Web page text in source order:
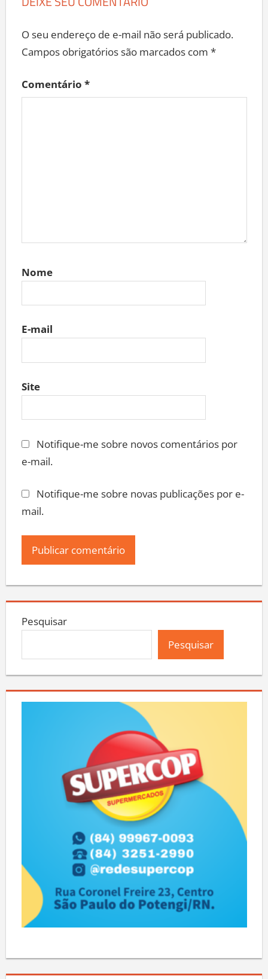
O seu endereço de e-mail não será publicado.
Campos obrigatórios são marcados com *
Comentário *
Nome
E-mail
Site
Notifique-me sobre novos comentários por
e-mail.
Notifique-me sobre novas publicações por e-
mail.
Pesquisar
Pesquisar